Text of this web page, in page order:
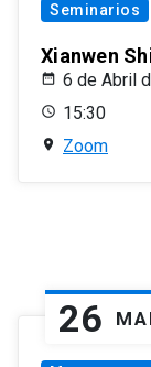
Seminarios
Xianwen
6 de Abril
15:30
Zoom
26